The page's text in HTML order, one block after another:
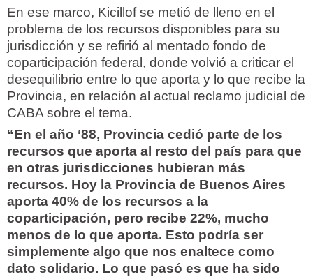
En ese marco, Kicillof se metió de lleno en el
problema de los recursos disponibles para su
jurisdicción y se refirió al mentado fondo de
coparticipación federal, donde volvió a criticar el
desequilibrio entre lo que aporta y lo que recibe la
Provincia, en relación al actual reclamo judicial de
CABA sobre el tema.
“En el año ‘88, Provincia cedió parte de los
recursos que aporta al resto del país para que
en otras jurisdicciones hubieran más
recursos. Hoy la Provincia de Buenos Aires
aporta 40% de los recursos a la
coparticipación, pero recibe 22%, mucho
menos de lo que aporta. Esto podría ser
simplemente algo que nos enaltece como
dato solidario. Lo que pasó es que ha sido